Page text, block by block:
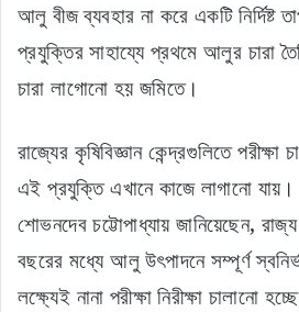
আলু বীজ ব্যবহার না করে একটি নির্দিষ্ট
প্রযুক্তির সাহায্যে প্রথমে আলুর চারা
চারা লাগোনো হয় জমিতে।
রাজ্যের কৃষিবিজ্ঞান কেন্দ্রগুলিতে পরীক্ষা
এই প্রযুক্তি এখানে কাজে লাগানো যায়।
শোভনদেব চট্টোপাধ্যায় জানিয়েছেন,
বছরের মধ্যে আলু উৎপাদনে সম্পূর্ণ
লক্ষ্যেই নানা পরীক্ষা নিরীক্ষা চালানো